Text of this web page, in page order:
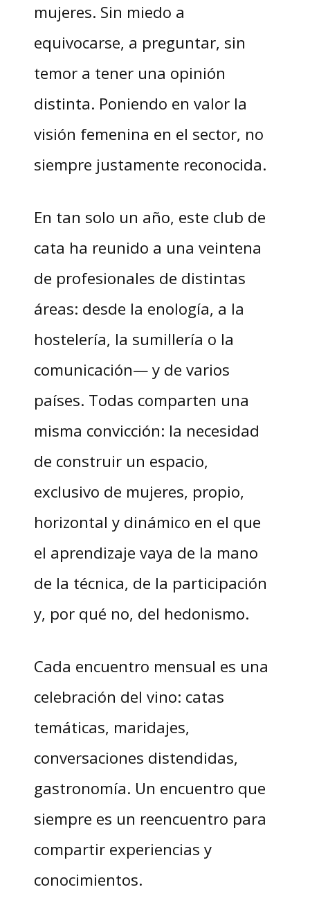
mujeres. Sin miedo a
equivocarse, a preguntar, sin
temor a tener una opinión
distinta. Poniendo en valor la
visión femenina en el sector, no
siempre justamente reconocida.
En tan solo un año, este club de
cata ha reunido a una veintena
de profesionales de distintas
áreas: desde la enología, a la
hostelería, la sumillería o la
comunicación— y de varios
países. Todas comparten una
misma convicción: la necesidad
de construir un espacio,
exclusivo de mujeres, propio,
horizontal y dinámico en el que
el aprendizaje vaya de la mano
de la técnica, de la participación
y, por qué no, del hedonismo.
Cada encuentro mensual es una
celebración del vino: catas
temáticas, maridajes,
conversaciones distendidas,
gastronomía. Un encuentro que
siempre es un reencuentro para
compartir experiencias y
conocimientos.